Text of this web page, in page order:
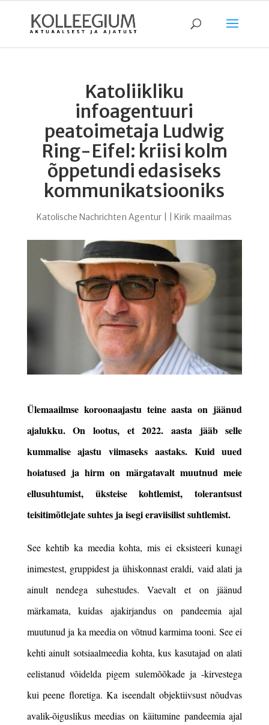
Katoliikliku
infoagentuuri
peatoimetaja Ludwig
Ring-Eifel: kriisi kolm
õppetundi edasiseks
kommunikatsiooniks
Katolische Nachrichten Agentur |Kirik maailmas
Ülemaailmse koroonaajastu teine aasta on jäänud
ajalukku. On lootus, et 2022. aasta jääb selle
kummalise ajastu viimaseks aastaks. Kuid uued
hoiatused ja hirm on märgatavalt muutnud meie
ellusuhtumist, üksteise kohtlemist, tolerantsust
teisitimõtlejate suhtes ja isegi eraviisilistsuhtlemist.
See kehtib ka meedia kohta, mis ei eksisteeri kunagi
inimestest, gruppidest ja ühiskonnast eraldi, vaid alati ja
ainult nendega suhestudes. Vaevalt et on jäänud
märkamata, kuidas ajakirjandus on pandeemia ajal
muutunud ja ka meedia on võtnud karmima tooni. See ei
kehti ainult sotsiaalmeedia kohta, kus kasutajad on alati
eelistanud võidelda pigem sulemõõkade ja -kirvestega
kui peene floretiga. Ka iseendalt objektiivsust nõudvas
avalik-õiguslikus meedias on käitumine pandeemia ajal